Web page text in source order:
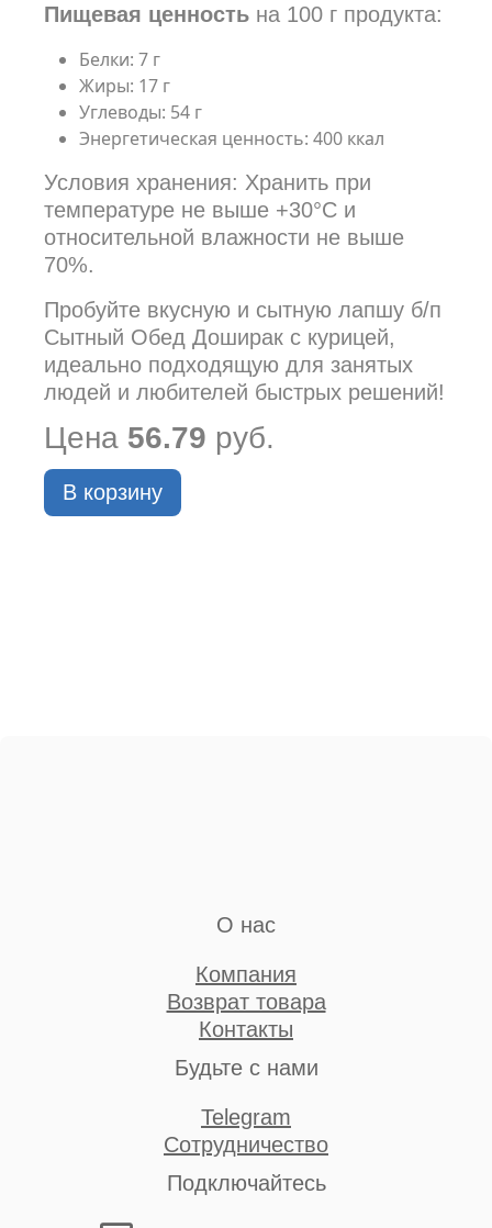
Пищевая ценность на 100 г продукта:
Белки: 7 г
Жиры: 17 г
Углеводы: 54 г
Энергетическая ценность: 400 ккал
Условия хранения: Хранить при
температуре не выше +30°С и
относительной влажности не выше
70%.
Пробуйте вкусную и сытную лапшу б/п
Сытный Обед Доширак с курицей,
идеально подходящую для занятых
людей и любителей быстрых решений!
Цена 56.79 руб.
В корзину
О нас
Компания
Возврат товара
Контакты
Будьте с нами
Telegram
Сотрудничество
Подключайтесь